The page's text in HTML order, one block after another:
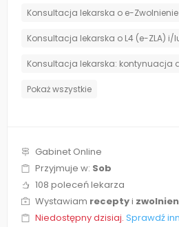
Konsultacja lekarska o e-
Konsultacja lekarska o L4 (e-ZLA) i/
⁠Konsultacja lekarska: kontynuacja
Pokaż wszystkie
Gabinet Online
Przyjmuje w: Sob
108 poleceń lekarza
Wystawiam receptyi
Niedostępny dzisiaj. Sprawdź